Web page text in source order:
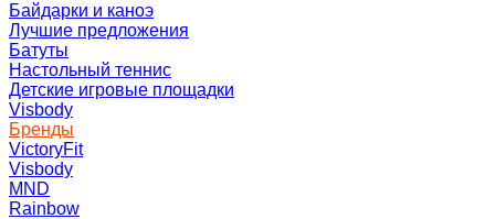
Байдарки и каноэ
Лучшие предложения
Батуты
Настольный теннис
Детские игровые площадки
Visbody
Бренды
VictoryFit
Visbody
MND
Rainbow